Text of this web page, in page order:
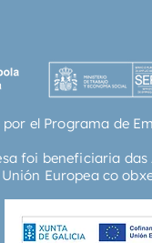
el Programa de
foi beneficiaria das
Europea co